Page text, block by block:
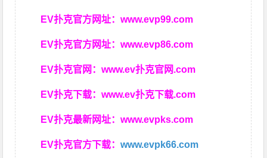
EV扑克官方网址：www.evp99.com
EV扑克官方网址：www.evp86.com
EV扑克官网：www.ev扑克官网.com
EV扑克下载：www.ev扑克下载.com
EV扑克最新网址：www.evpks.com
EV扑克官方下载：www.evpk66.com